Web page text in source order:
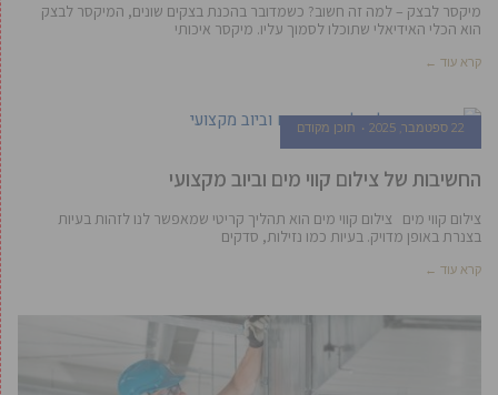
מיקסר לבצק – למה זה חשוב? כשמדובר בהכנת בצקים שונים, המיקסר לבצק
הוא הכלי האידיאלי שתוכלו לסמוך עליו. מיקסר איכותי
קרא עוד ←
22 ספטמבר, 2025 תוכן מקודם
החשיבות של צילום קווי מים וביוב מקצועי
צילום קווי מים צילום קווי מים הוא תהליך קריטי שמאפשר לנו לזהות בעיות
בצנרת באופן מדויק. בעיות כמו נזילות, סדקים
קרא עוד ←